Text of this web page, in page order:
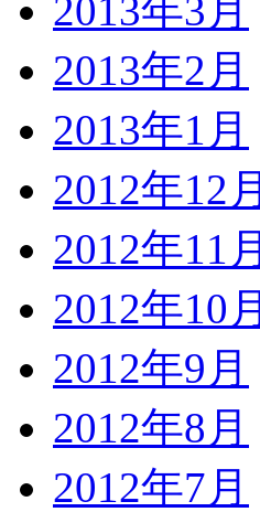
2013年3月
2013年2月
2013年1月
2012年12月
2012年11月
2012年10月
2012年9月
2012年8月
2012年7月